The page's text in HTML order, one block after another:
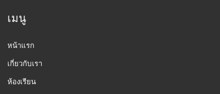
เมนู
หน้าแรก
เกี่ยวกับเรา
ห้องเรียน